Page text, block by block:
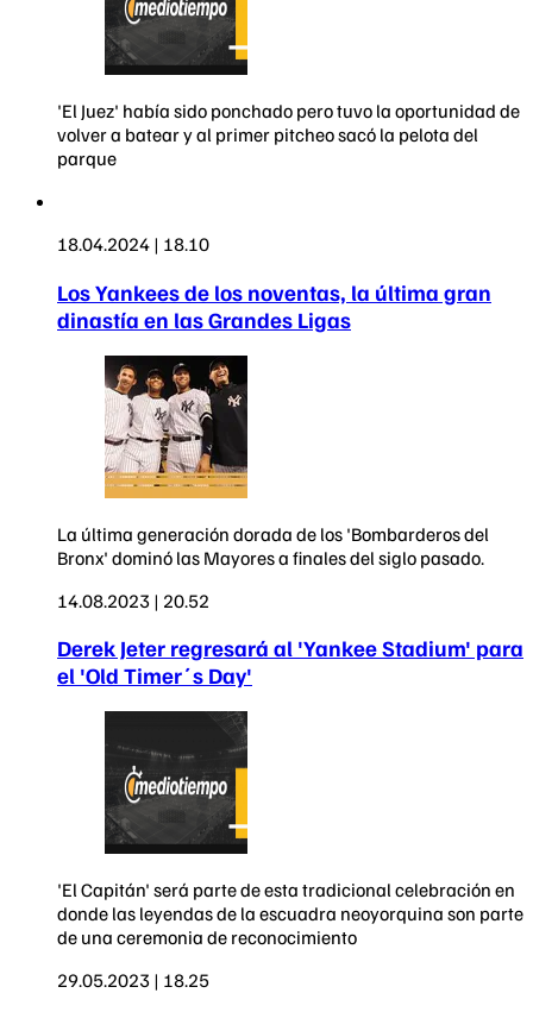
'El Juez' había sido ponchado pero tuvo la oportunidad de
volver a batear y al primer pitcheo sacó la pelota del
parque
18.04.2024 | 18.10
Los Yankees de los noventas, la última gran
dinastía en las Grandes Ligas
La última generación dorada de los 'Bombarderos del
Bronx' dominó las Mayores a finales del siglo pasado.
14.08.2023 | 20.52
Derek Jeter regresará al 'Yankee Stadium' para
el 'Old Timer´s Day'
'El Capitán' será parte de esta tradicional celebración en
donde las leyendas de la escuadra neoyorquina son parte
de una ceremonia de reconocimiento
29.05.2023 | 18.25